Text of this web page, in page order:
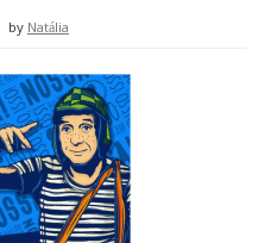
byNatália